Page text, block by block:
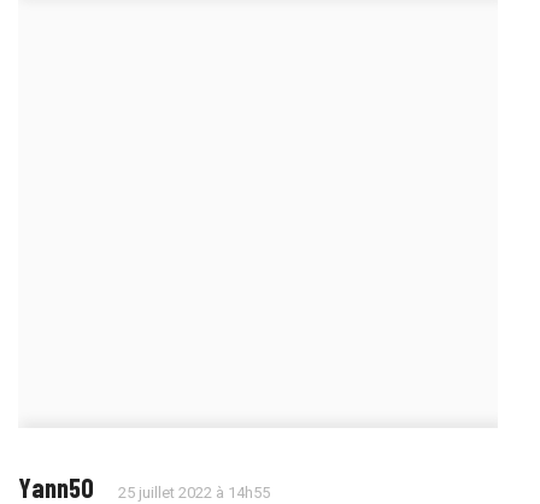
Yann50 25 juillet 2022 à 14h55